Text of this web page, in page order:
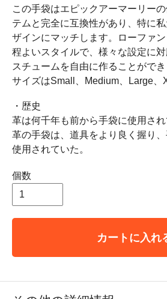
この手袋はエピックアーマーリー
テムと完全に互換性があり、特に
ザインにマッチします。ローファ
程よいスタイルで、様々な設定に
スチュームを自由に作ることができ
サイズはSmall、Medium、Large、
・歴史
革は何千年も前から手袋に使用され
革の手袋は、道具をより良く握り
使用されていた。
個数
カートに入れ